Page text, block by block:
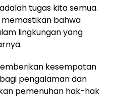
tugas kita semua.
bahwa
lingkungan yang
kesempatan
pengalaman dan
pemenuhan hak-hak